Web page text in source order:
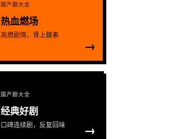
国产剧大全
热血燃场
高燃剧情，肾上腺素
→
国产剧大全
经典好剧
口碑连续剧，反复回味 →